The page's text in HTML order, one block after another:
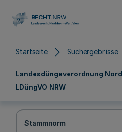
Startseite Suchergebnisse
Landesdüngeverordnung
LDüngVO NRW
Stammnorm